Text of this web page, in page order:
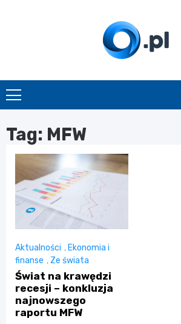
O.pl
Tag: MFW
Aktualności , Ekonomia i
finanse , Ze świata
Świat na krawędzi
recesji – konkluzja
najnowszego
raportu MFW